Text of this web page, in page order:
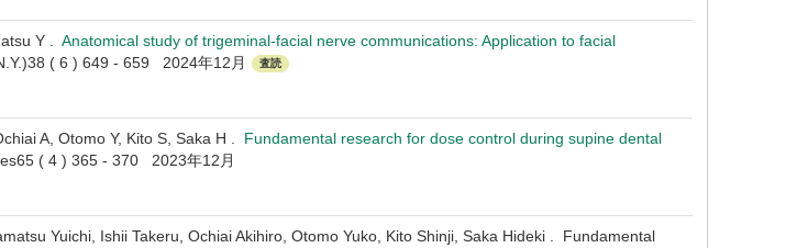
Y . Anatomical study of trigeminal-facial nerve communications: Application to facial
( 6 ) 649 - 659 2024年12月 査読
A, Otomo Y, Kito S, Saka H . Fundamental research for dose control during supine dental
( 4 ) 365 - 370 2023年12月
Yuichi, Ishii Takeru, Ochiai Akihiro, Otomo Yuko, Kito Shinji, Saka Hideki . Fundamental